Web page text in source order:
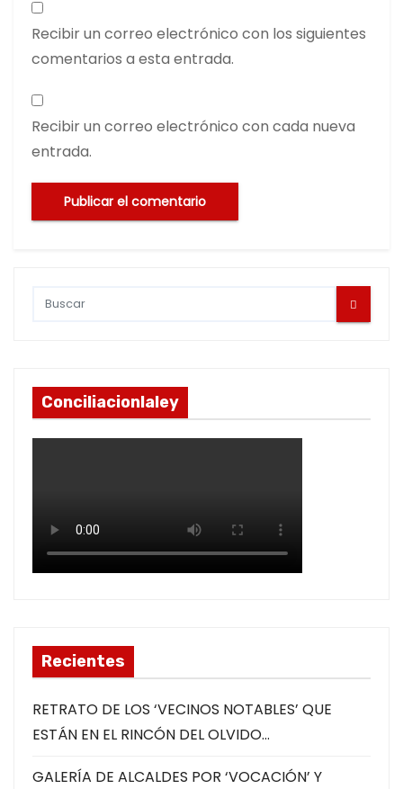
Recibir un correo electrónico con los siguientes
comentarios a esta entrada.
Recibir un correo electrónico con cada nueva
entrada.
Conciliacionlaley
Recientes
RETRATO DE LOS ‘VECINOS NOTABLES’ QUE
ESTÁN EN EL RINCÓN DEL OLVIDO…
GALERÍA DE ALCALDES POR ‘VOCACIÓN’ Y